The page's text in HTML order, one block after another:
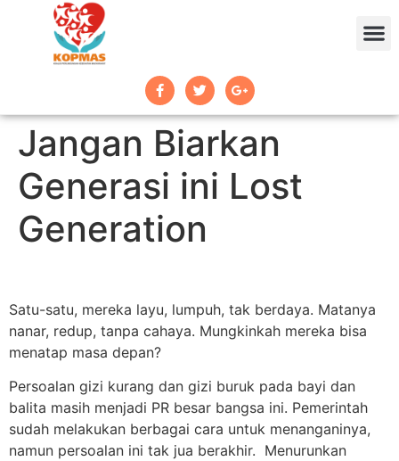
Jangan Biarkan
Generasi ini Lost
Generation
Satu-satu, mereka layu, lumpuh, tak berdaya. Matanya
nanar, redup, tanpa cahaya. Mungkinkah mereka bisa
menatap masa depan?
Persoalan gizi kurang dan gizi buruk pada bayi dan
balita masih menjadi PR besar bangsa ini. Pemerintah
sudah melakukan berbagai cara untuk menanganinya,
namun persoalan ini tak jua berakhir. Menurunkan